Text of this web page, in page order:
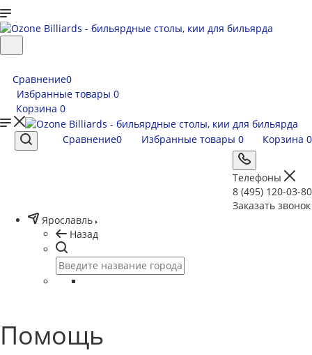
Сравнение0
Избранные товары 0
Корзина 0
Сравнение0 Избранные товары 0 Корзина 0
Телефоны
8 (495) 120-03-80
Заказать звонок
Ярославль
Назад
Помощь